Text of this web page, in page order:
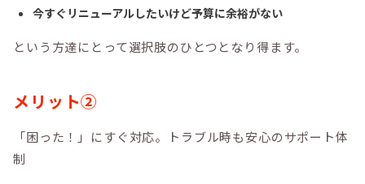
今すぐリニューアルしたいけど予算に余裕がない
という方達にとって選択肢のひとつとなり得ます。
メリット②
「困った！」にすぐ対応。トラブル時も安心のサポート体
制